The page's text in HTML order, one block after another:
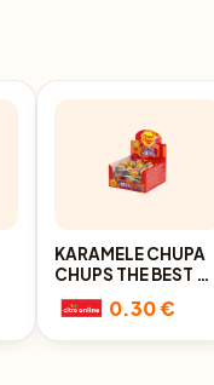
KARAMELE CHUPA
CHUPS THE BEST OF
12G
0.30 €